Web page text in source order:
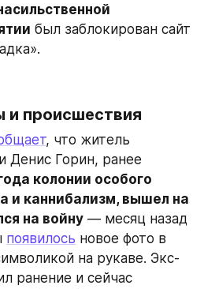
был заблокирован сайт
и происшествия
, что житель
колонии особого
и каннибализм, вышел на
на войну — месяц назад
появилось новое фото в
на рукаве. Экс-
ранение и сейчас